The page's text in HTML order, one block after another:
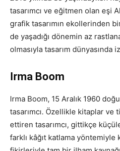
tasarımcı ve eğitmen olan eşi
grafik tasarımın ekollerinden
de yaşadığı dönemin az
olmasıyla tasarım dünyasında
Irma Boom
Irma Boom, 15 Aralık 1960
tasarımcı. Özellikle kitaplar ve
ettiren tasarımcı, gittikçe
farklı kâğıt katlama yöntemiyle